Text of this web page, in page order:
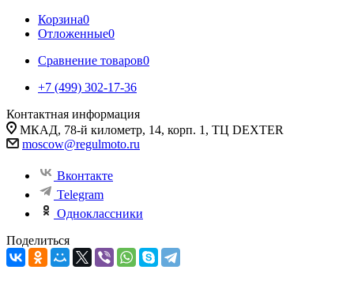
Корзина0
Отложенные0
Сравнение товаров0
+7 (499) 302-17-36
Контактная информация
МКАД, 78-й километр, 14, корп. 1, ТЦ DEXTER
moscow@regulmoto.ru
Вконтакте
Telegram
Одноклассники
Поделиться